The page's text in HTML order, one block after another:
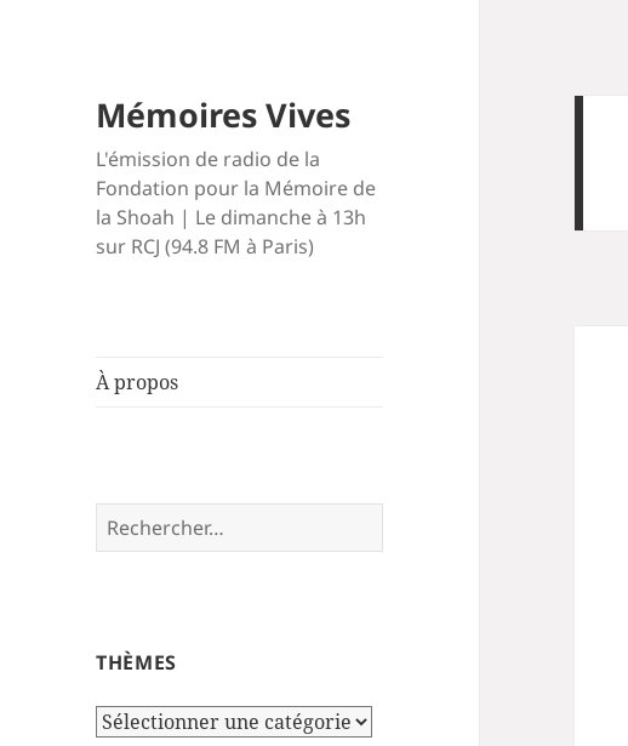
Mémoires Vives
L'émission de radio de la
Fondation pour la Mémoire de
la Shoah | Le dimanche à 13h
sur RCJ (94.8 FM à Paris)
À propos
Rechercher :
THÈMES
Thèmes